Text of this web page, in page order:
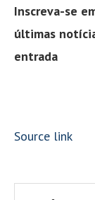
Inscreva-se
últimas
entrada
Source link